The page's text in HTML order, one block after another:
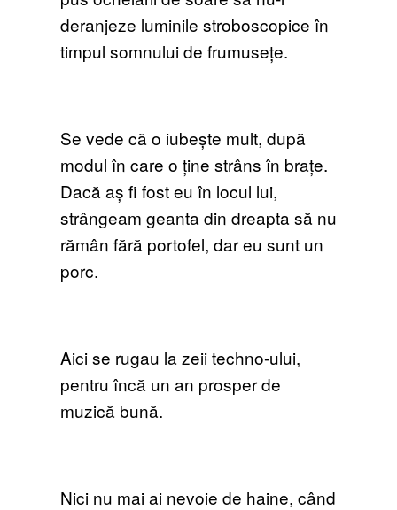
deranjeze luminile stroboscopice în
timpul somnului de frumusețe.
Se vede că o iubește mult, după
modul în care o ține strâns în brațe.
Dacă aș fi fost eu în locul lui,
strângeam geanta din dreapta să nu
rămân fără portofel, dar eu sunt un
porc.
Aici se rugau la zeii techno-ului,
pentru încă un an prosper de
muzică bună.
Nici nu mai ai nevoie de haine, când